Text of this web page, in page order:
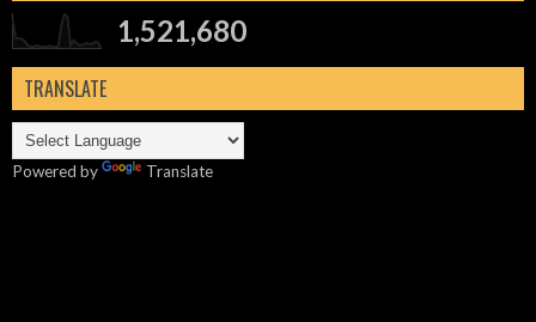
1,521,680
TRANSLATE
Powered by Translate